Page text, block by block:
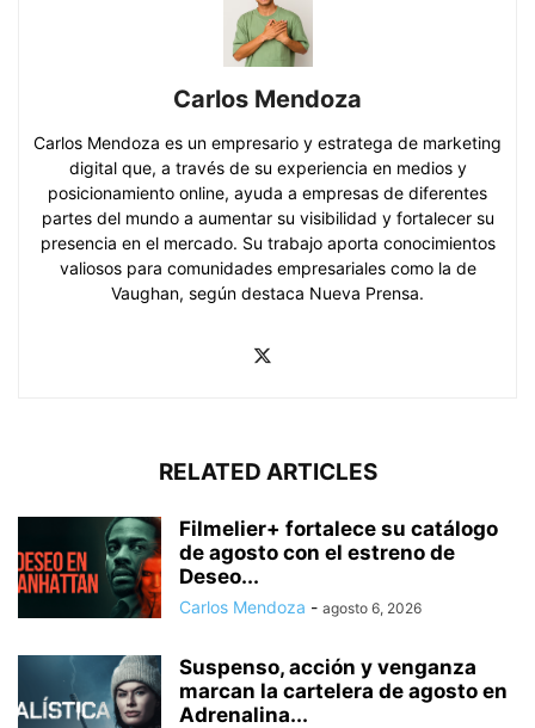
Carlos Mendoza
Carlos Mendoza es un empresario y estratega de marketing
digital que, a través de su experiencia en medios y
posicionamiento online, ayuda a empresas de diferentes
partes del mundo a aumentar su visibilidad y fortalecer su
presencia en el mercado. Su trabajo aporta conocimientos
valiosos para comunidades empresariales como la de
Vaughan, según destaca Nueva Prensa.
RELATED ARTICLES
Filmelier+ fortalece su catálogo
de agosto con el estreno de
Deseo...
Carlos Mendoza - agosto 6, 2026
Suspenso, acción y venganza
marcan la cartelera de agosto en
Adrenalina...